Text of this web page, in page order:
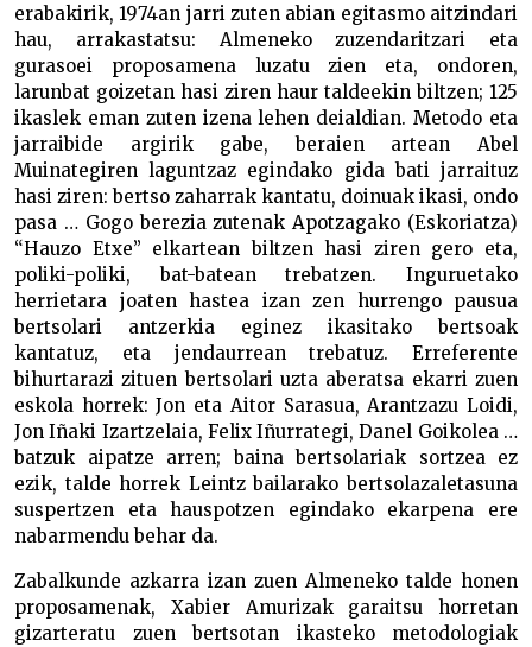
erabakirik, 1974an jarri zuten abian egitasmo aitzindari
hau, arrakastatsu: Almeneko zuzendaritzari eta
gurasoei proposamena luzatu zien eta, ondoren,
larunbat goizetan hasi ziren haur taldeekin biltzen; 125
ikaslek eman zuten izena lehen deialdian. Metodo eta
jarraibide argirik gabe, beraien artean Abel
Muinategiren laguntzaz egindako gida bati jarraituz
hasi ziren: bertso zaharrak kantatu, doinuak ikasi, ondo
pasa … Gogo berezia zutenak Apotzagako (Eskoriatza)
“Hauzo Etxe” elkartean biltzen hasi ziren gero eta,
poliki-poliki, bat-batean trebatzen. Inguruetako
herrietara joaten hastea izan zen hurrengo pausua
bertsolari antzerkia eginez ikasitako bertsoak
kantatuz, eta jendaurrean trebatuz. Erreferente
bihurtarazi zituen bertsolari uzta aberatsa ekarri zuen
eskola horrek: Jon eta Aitor Sarasua, Arantzazu Loidi,
Jon Iñaki Izartzelaia, Felix Iñurrategi, Danel Goikolea …
batzuk aipatze arren; baina bertsolariak sortzea ez
ezik, talde horrek Leintz bailarako bertsolazaletasuna
suspertzen eta hauspotzen egindako ekarpena ere
nabarmendu behar da.
Zabalkunde azkarra izan zuen Almeneko talde honen
proposamenak, Xabier Amurizak garaitsu horretan
gizarteratu zuen bertsotan ikasteko metodologiak